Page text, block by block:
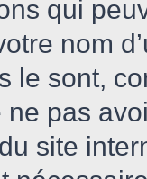
qui
nom
le sont,
pas
site